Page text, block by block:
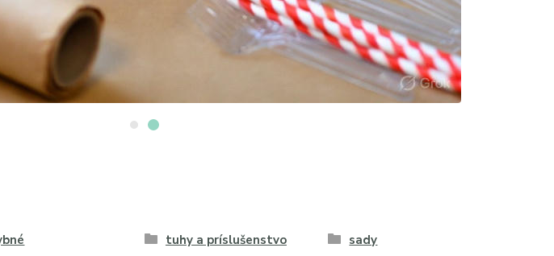
tuhy a príslušenstvo sady